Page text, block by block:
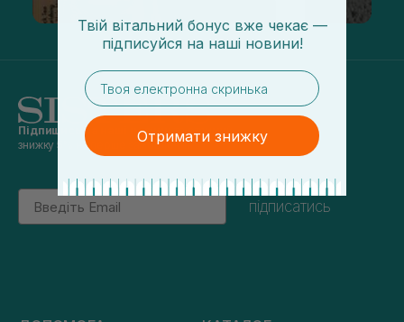
Підпишись на наші новинита отримуй
знижку 5% на перше замовлення
Email
підписатись
Твій вітальний бонус вже чекає —
підписуйся на наші новини!
email
Отримати знижку